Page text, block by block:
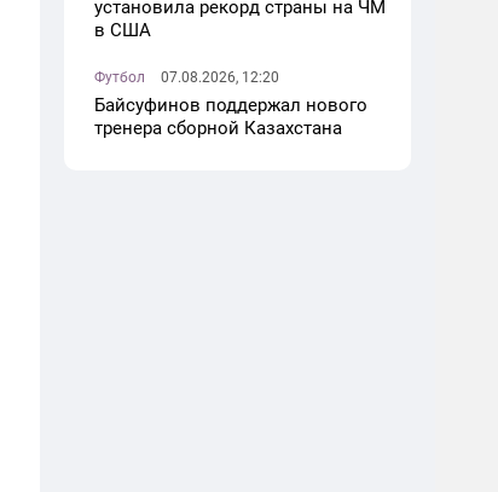
установила рекорд страны на ЧМ
в США
Футбол 07.08.2026, 12:20
Байсуфинов поддержал нового
тренера сборной Казахстана